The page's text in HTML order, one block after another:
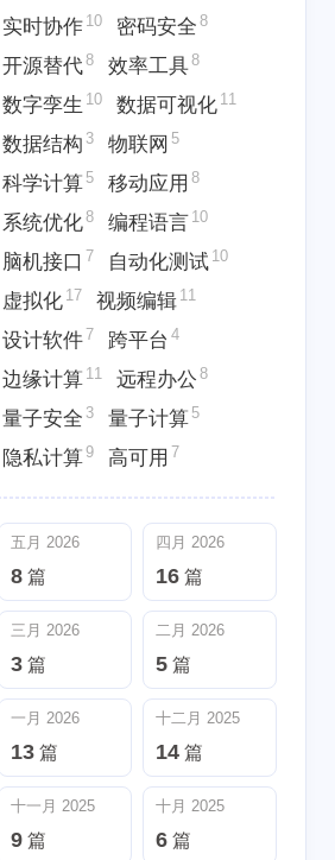
人工智能7
开源替代8
科学计算
虚拟化
量子安全3
二月 2026
十月 2025
6 篇
实时协作 10 密码安全 8
开源替代8 效率工具8
数字孪生 10 数据可视化 11
数据结构 3 物联网 5
科学计算 5 移动应用 8
系统优化8 编程语言 10
脑机接口 7 自动化测试 10
虚拟化 17 视频编辑 11
设计软件7 跨平台 4
边缘计算 11 远程办公 8
量子安全 3 量子计算 5
隐私计算9 高可用 7
五月 2026
8 篇
四月 2026
16 篇
三月 2026
3 篇
二月 2026
5 篇
一月 2026
13 篇
十二月 2025
14 篇
十一月 2025
9 篇
十月 2025
6 篇